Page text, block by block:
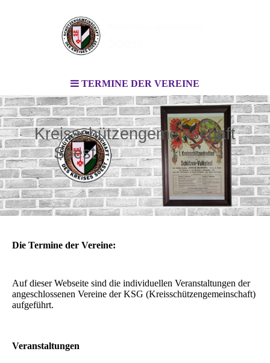
TERMINE DER VEREINE
Kreisschützengemeinschaft
Soest
Die Termine der Vereine:
Auf dieser Webseite sind die individuellen Veranstaltungen der
angeschlossenen Vereine der KSG (Kreisschützengemeinschaft)
aufgeführt.
Veranstaltungen